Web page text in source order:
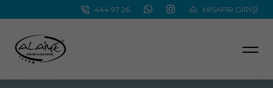
444 97 26 MİSAFİR GİRİŞİ